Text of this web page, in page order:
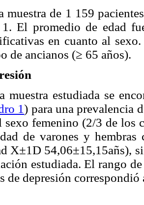
muestra de 1 159
El promedio de edad
en cuanto al
de ancianos (≥ 65 años).
muestra estudiada se
1) para una prevalencia
sexo femenino (2/3 de los
de varones y
X±1D 54,06±15,15añs),
estudiada. El rango
de depresión correspondió